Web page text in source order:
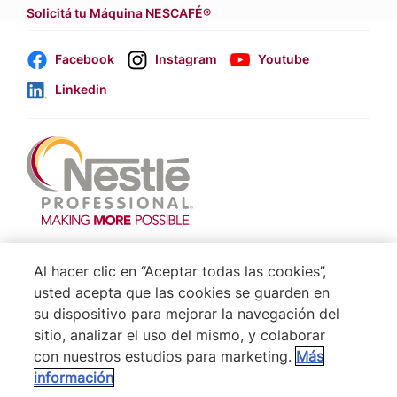
Solicitá tu Máquina NESCAFÉ®
Facebook Instagram
Youtube
Linkedin
Aviso de Cookies
Politica De Privacidad NESTLÉ
Mapa del Sitio
Al hacer clic en “Aceptar todas las cookies”,
usted acepta que las cookies se guarden en
su dispositivo para mejorar la navegación del
sitio, analizar el uso del mismo, y colaborar
con nuestros estudios para marketing. Más
información